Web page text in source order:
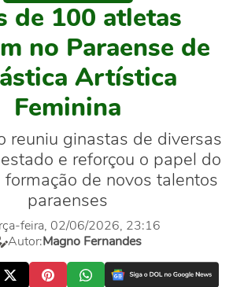
de 100 atletas
no Paraense de
Artística
Feminina
reuniu ginastas de diversas
e reforçou o papel do
de novos talentos
paraenses
feira, 02/06/2026, 23:16
Autor:Magno Fernandes